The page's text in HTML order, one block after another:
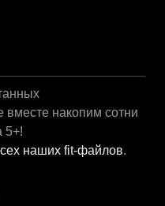
накопим сотни
5+!
наших fit-файлов.